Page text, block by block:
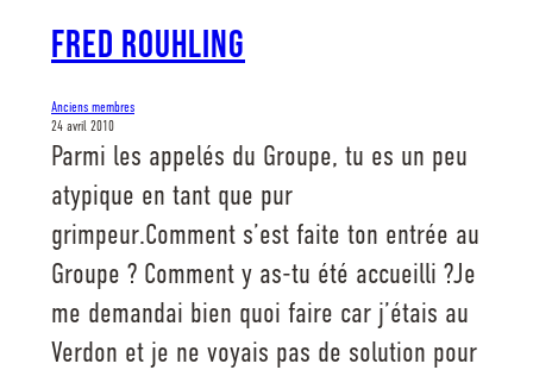
Fred Rouhling
Anciens membres
24 avril 2010
Parmi les appelés du Groupe, tu es un peu
atypique en tant que pur
grimpeur.Comment s’est faite ton entrée au
Groupe ? Comment y as-tu été accueilli ?Je
me demandai bien quoi faire car j’étais au
Verdon et je ne voyais pas de solution pour